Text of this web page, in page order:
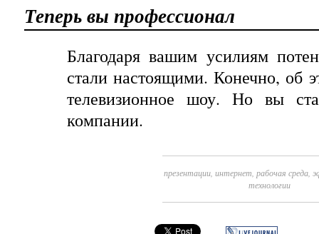
Теперьвы профессионал
Благодаря вашим усилиям
стали настоящими. Конечно, об
телевизионное шоу. Но вы
компании.
презентации, интернет рабочая среда,
технологии